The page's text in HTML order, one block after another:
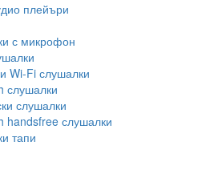
плейъри
с микрофон
Wi-Fi слушалки
слушалки
слушалки
handsfree слушалки
тапи